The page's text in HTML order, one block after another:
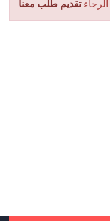
تقديم طلب معنا